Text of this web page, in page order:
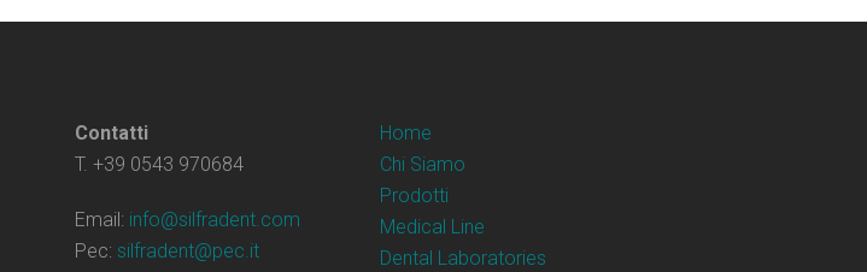
Contatti
T. +39 0543 970684
Email: info@silfradent.com
Pec: silfradent@pec.it
Home
Chi Siamo
Prodotti
Medical Line
Dental Laboratories